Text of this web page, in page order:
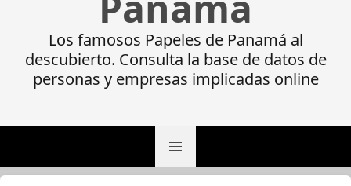
Los famosos Papeles de Panamá al
descubierto. Consulta la base de datos de
personas y empresas implicadas online